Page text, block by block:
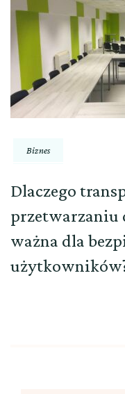
Biznes
Dlaczego
przetwarzaniu
ważna dla